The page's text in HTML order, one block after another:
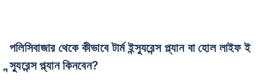
পলিসিবাজার থেকে কীভাবে টার্ম ইন্স্যুরেন্স প্ল্যান বা হোল লাইফ ই
ন্স্যুরেন্স প্ল্যান কিনবেন?